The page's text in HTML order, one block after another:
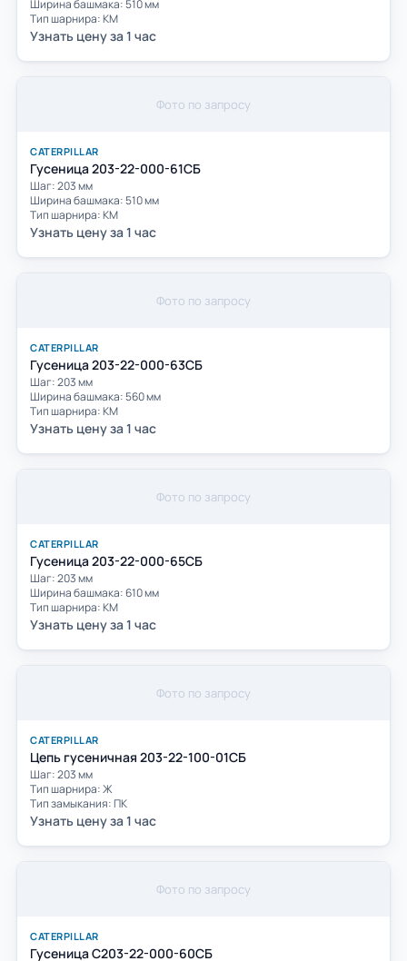
Ширина башмака: 510 мм
Тип шарнира: КМ
Узнать цену за 1 час
Фото по запросу
CATERPILLAR
Гусеница 203-22-000-61СБ
Шаг: 203 мм
Ширина башмака: 510 мм
Тип шарнира: КМ
Узнать цену за 1 час
Фото по запросу
CATERPILLAR
Гусеница 203-22-000-63СБ
Шаг: 203 мм
Ширина башмака: 560 мм
Тип шарнира: КМ
Узнать цену за 1 час
Фото по запросу
CATERPILLAR
Гусеница 203-22-000-65СБ
Шаг: 203 мм
Ширина башмака: 610 мм
Тип шарнира: КМ
Узнать цену за 1 час
Фото по запросу
CATERPILLAR
Цепь гусеничная 203-22-100-01СБ
Шаг: 203 мм
Тип шарнира: Ж
Тип замыкания: ПК
Узнать цену за 1 час
Фото по запросу
CATERPILLAR
Гусеница С203-22-000-60СБ